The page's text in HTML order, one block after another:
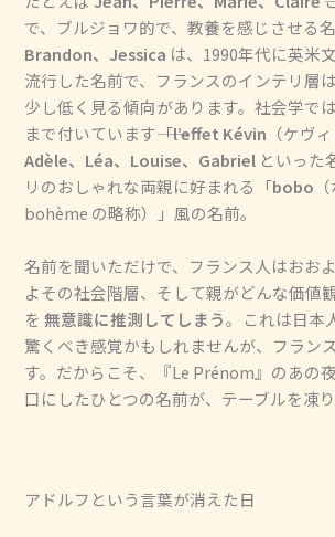
で、ブルジョワ的で、教養を感じさせる名
Brandon、Jessica は、1990年代に英米
流行した名前で、フランスのインテリ層
少し低く見る傾向があります。社会学で
まで付いています――「l’effet Kévin （ケヴ
Adèle、Léa、Louise、Gabriel といった
リのおしゃれな両親に好まれる「bobo
bohème の略称）」風の名前。
名前を聞いただけで、フランス人はおお
よその社会階層、そして親がどんな価値
を無意識に推測してしまう。これは日本
驚くべき感覚かもしれませんが、フラン
す。だからこそ、『Le Prénom』のあの
口にしたひとつの名前が、テーブルを凍
アドルフという言葉が消えた日